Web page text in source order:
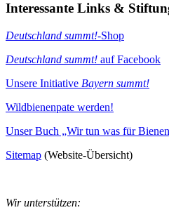
Interessante Links &
Deutschland summt!-Shop
Deutschland summt! auf Facebook
Unsere Initiative Bayern summt!
Wildbienenpate werden!
Unser Buch „Wir tun was für
Sitemap (Website-Übersicht)
Wir unterstützen: